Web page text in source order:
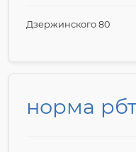
Дзержинского 80
норма